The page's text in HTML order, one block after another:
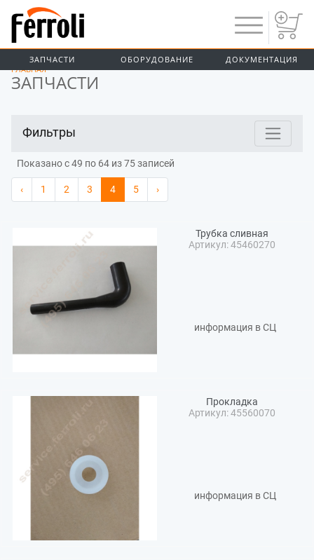
ЗАПЧАСТИ ОБОРУДОВАНИЕ ДОКУМЕНТАЦИЯ
ГЛАВНАЯ
ЗАПЧАСТИ
Фильтры
Показано с 49 по 64 из 75 записей
‹ 1 2 3 4 5 ›
Трубка сливная
Артикул: 45460270
информация в СЦ
Прокладка
Артикул: 45560070
информация в СЦ